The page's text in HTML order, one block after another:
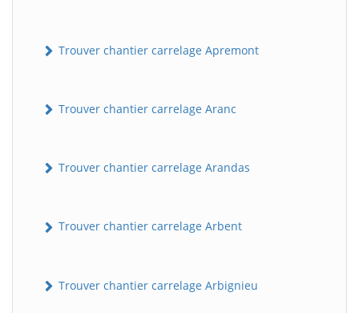
Trouver chantier carrelage Apremont
Trouver chantier carrelage Aranc
Trouver chantier carrelage Arandas
Trouver chantier carrelage Arbent
Trouver chantier carrelage Arbignieu